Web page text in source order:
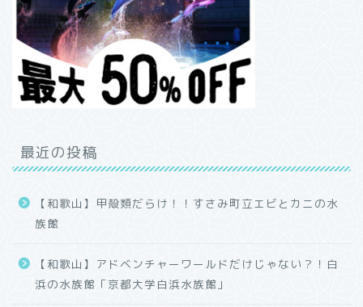
最近の投稿
【和歌山】甲殻類だらけ！！すさみ町立エビとカニの水
族館
【和歌山】アドベンチャーワールドだけじゃない？！白
浜の水族館「京都大学白浜水族館」
ホーム